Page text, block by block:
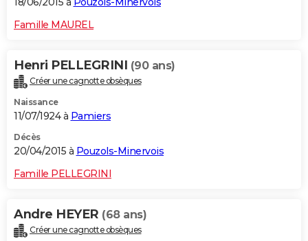
Famille MAUREL
Henri PELLEGRINI (90 ans)
Créer une cagnotte obsèques
Naissance
11/07/1924 à Pamiers
Décès
20/04/2015 à Pouzols-Minervois
Famille PELLEGRINI
Andre HEYER (68 ans)
Créer une cagnotte obsèques